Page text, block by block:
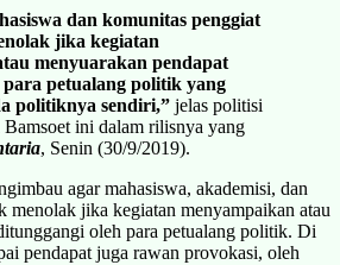
dan komunitas penggiat
jika kegiatan
menyuarakan pendapat
petualang politik yang
politiknya sendiri,” jelas politisi
Bamsoet ini dalam rilisnya yang
, Senin (30/9/2019).
agar mahasiswa, akademisi, dan
menolak jika kegiatan menyampaikan atau
oleh para petualang politik. Di
pendapat juga rawan provokasi, oleh